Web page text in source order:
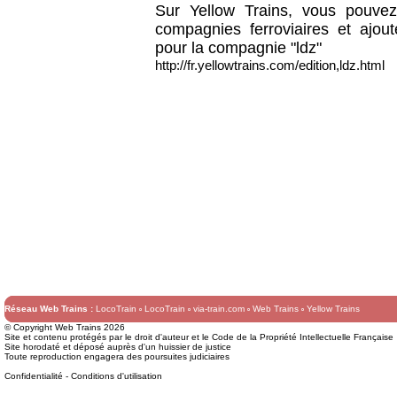
Sur Yellow Trains, vous
compagnies ferroviaires et
pour la compagnie "ldz"
http://fr.yellowtrains.com/edition,ldz.html
Réseau Web Trains : LocoTrain LocoTrain via-train.com Web Trains
Yellow Trains
© Copyright Web Trains 2026
Site et contenu protégés par le droit d'auteur et le Code de la Propriété Intellectuelle Française
Site horodaté et déposé auprès d'un huissier de justice
Toute reproduction engagera des poursuites judiciaires
Confidentialité - Conditions d'utilisation